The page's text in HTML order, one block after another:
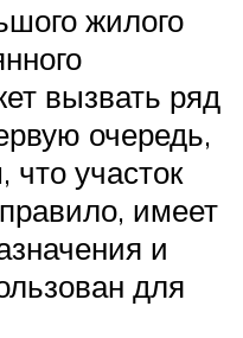
жилого
вызвать ряд
очередь,
что участок
имеет
и
для